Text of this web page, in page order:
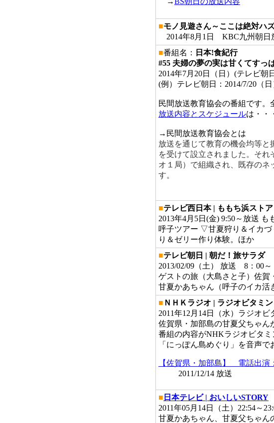
■モノ見遊さん～ここは絶対ハ
2014年8月1日 KBC九州朝日
■番組名：
日本!食紀行
#55 夫婦の夢の実は甘くてす
2014年7月20日（日）(テレ
(例）テレビ朝日：2014/7/20（
民間放送教育協会の番組です。
放送内容とスケジュールは・・
→民間放送教育協会とは
放送を通じて教育の機会均等
を受けて設立されました。そ
オ１局）で組織され、既存の
す。
■テレビ西日本 | ももち浜ストア
2013年4月5日(金) 9:50～放送
呼子ツアー ▽甘夏狩り＆イカづ
り＆ゼリー作り体験。ほか
■テレビ朝日 | 朝だ！旅サラダ
2013/02/09（土） 放送 8：00～
ゲストの旅（大島さと子）佐賀
甘夏かあちゃん（呼子のイカ活
■ ＮＨＫラジオ | ラジオビタミン
2011年12月14日（水）ラジオビ
佐賀県・加部島の甘夏父ちゃん
番組の内容がNHKラジオビタミ
「にっぽん島めぐり」を音声で
【佐賀県・加部島】 電話出
2011/12/14 放送
■ 日本テレビ | おいしいSTORY
2011年05月14日（土）22:54～
甘夏かあちゃん、甘夏父ちゃん